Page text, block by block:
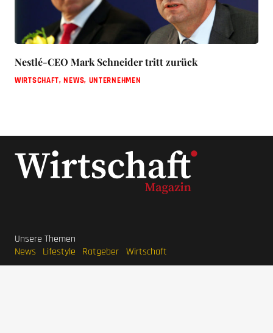
Nestlé-CEO Mark Schneider tritt zurück
WIRTSCHAFT,NEWS, UNTERNEHMEN
Unsere Themen
News
Lifestyle Ratgeber Wirtschaft
Unternehmer Datenbank